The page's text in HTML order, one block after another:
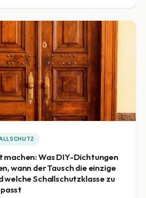
machen: Was DIY-Dichtungen
wann der Tausch die einzige
welche Schallschutzklasse zu